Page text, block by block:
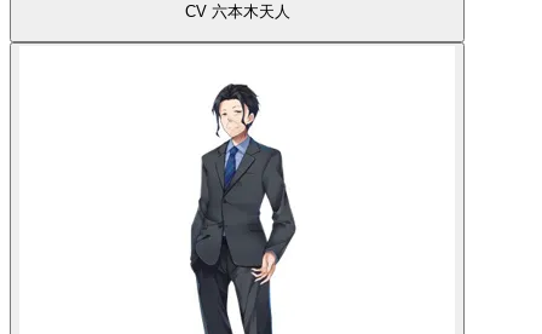
CV 六本木天人